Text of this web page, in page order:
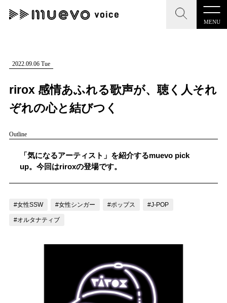
MENU
CLOSE
記事を検索する
人気ワード
#男性SSW #ポップス #女性SSW
CLOSE
"読者の声を形にする”音楽特化メディア
MENU
記事一覧
お問い合わせ
2022.09.06 Tue
rirox 感情あふれる歌声が、聴く人それ
ぞれの心と結びつく
Outline
「気になるアーティスト」を紹介するmuevo pick
up。今回はriroxの登場です。
#女性SSW #女性シンガー #ポップス #J-POP
#オルタナティブ